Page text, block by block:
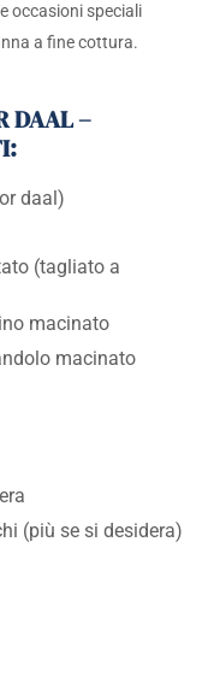
occasioni speciali
a fine cottura.
DAAL –
daal)
(tagliato a
macinato
macinato
(più se si desidera)